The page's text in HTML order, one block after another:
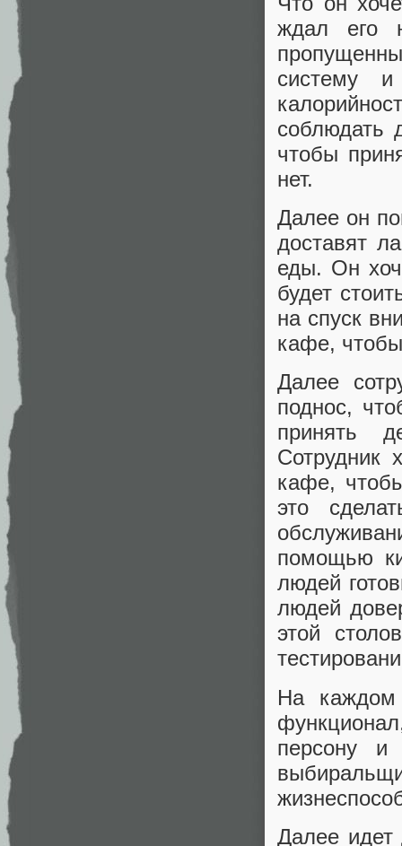
ждал его
систему
соблюдать
чтобы
нет.
Далее он
доставят
еды. Он
будет
на спуск
кафе,
Далее
поднос,
принять
Сотрудник
кафе,
это
помощью
людей
людей
этой
На каждом
персону
Далее идет